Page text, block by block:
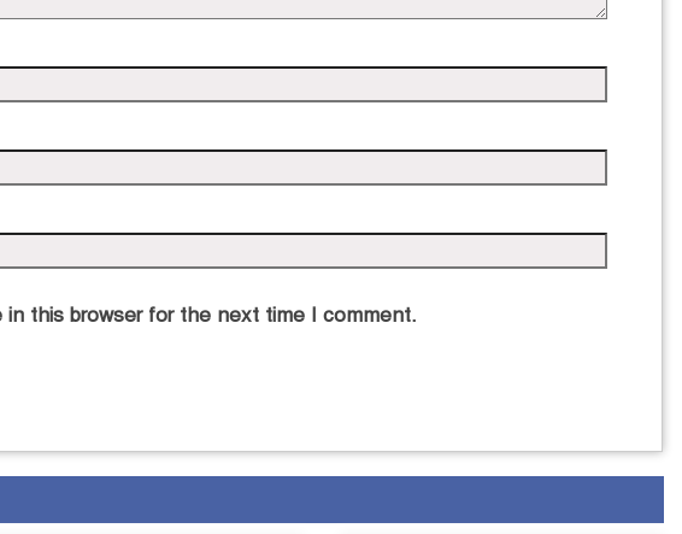
this browser for the next time I comment.